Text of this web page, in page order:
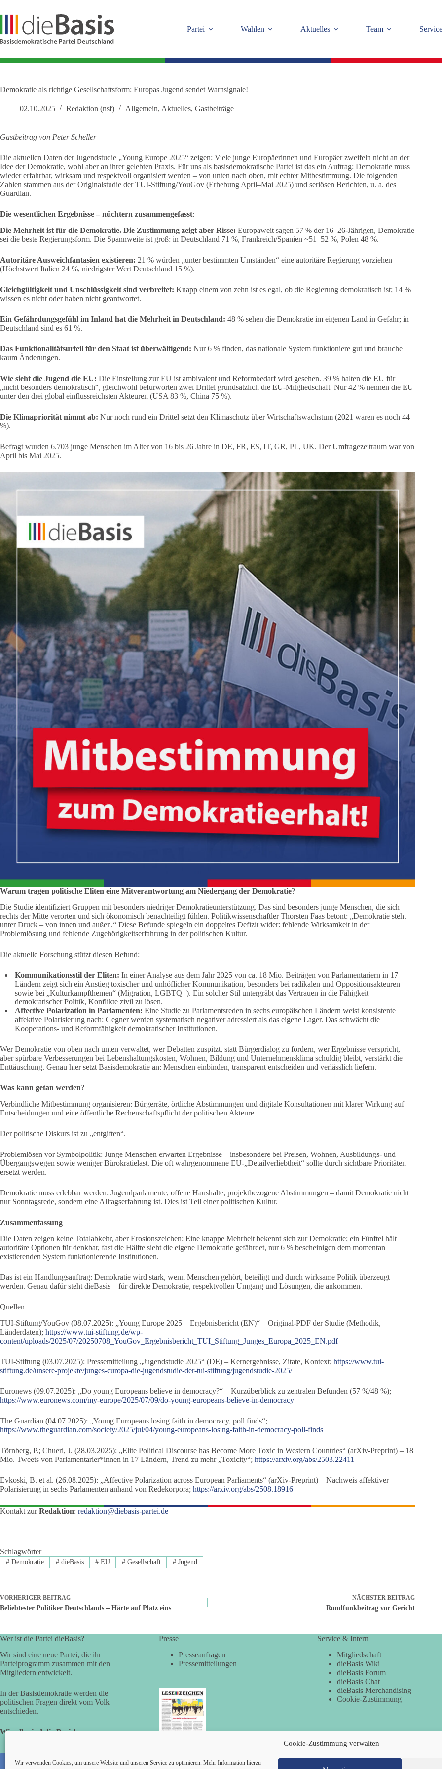
Cookie-Zustimmung verwalten
Wir verwenden Cookies, um unsere Website und unseren Service zu optimieren. Mehr Information hierzu
springen
Partei
Wahlen Aktuelles Team Service
Demokratie als richtige Gesellschaftsform: Europas Jugend sendet Warnsignale!
02.10.2025 Redaktion (nsf) Allgemein, Aktuelles, Gastbeiträge
Gastbeitrag von Peter Scheller
Die aktuellen Daten der Jugendstudie „Young Europe 2025“ zeigen: Viele junge Europäerinnen und Europäer zweifeln nicht an der
Idee der Demokratie, wohl aber an ihrer gelebten Praxis. Für uns als basisdemokratische Partei ist das ein Auftrag: Demokratie muss
wieder erfahrbar, wirksam und respektvoll organisiert werden – von unten nach oben, mit echter Mitbestimmung. Die folgenden
Zahlen stammen aus der Originalstudie der TUI-Stiftung/YouGov (Erhebung April–Mai 2025) und seriösen Berichten, u. a. des
Guardian.
Die wesentlichen Ergebnisse – nüchtern zusammengefasst:
Die Mehrheit ist für die Demokratie. Die Zustimmung zeigt aber Risse: Europaweit sagen 57 % der 16–26-Jährigen, Demokratie
sei die beste Regierungsform. Die Spannweite ist groß: in Deutschland 71 %, Frankreich/Spanien ~51–52 %, Polen 48 %.
Autoritäre Ausweichfantasien existieren: 21 % würden „unter bestimmten Umständen“ eine autoritäre Regierung vorziehen
(Höchstwert Italien 24 %, niedrigster Wert Deutschland 15 %).
Gleichgültigkeit und Unschlüssigkeit sind verbreitet: Knapp einem von zehn ist es egal, ob die Regierung demokratisch ist; 14 %
wissen es nicht oder haben nicht geantwortet.
Ein Gefährdungsgefühl im Inland hat die Mehrheit in Deutschland: 48 % sehen die Demokratie im eigenen Land in Gefahr; in
Deutschland sind es 61 %.
Das Funktionalitätsurteil für den Staat ist überwältigend: Nur 6 % finden, das nationale System funktioniere gut und brauche
kaum Änderungen.
Wie sieht die Jugend die EU: Die Einstellung zur EU ist ambivalent und Reformbedarf wird gesehen. 39 % halten die EU für
„nicht besonders demokratisch“, gleichwohl befürworten zwei Drittel grundsätzlich die EU-Mitgliedschaft. Nur 42 % nennen die EU
unter den drei global einflussreichsten Akteuren (USA 83 %, China 75 %).
Die Klimapriorität nimmt ab: Nur noch rund ein Drittel setzt den Klimaschutz über Wirtschaftswachstum (2021 waren es noch 44
%).
Befragt wurden 6.703 junge Menschen im Alter von 16 bis 26 Jahre in DE, FR, ES, IT, GR, PL, UK. Der Umfragezeitraum war von
April bis Mai 2025.
Warum tragen politische Eliten eine Mitverantwortung am Niedergang der Demokratie?
Die Studie identifiziert Gruppen mit besonders niedriger Demokratieunterstützung. Das sind besonders junge Menschen, die sich
rechts der Mitte verorten und sich ökonomisch benachteiligt fühlen. Politikwissenschaftler Thorsten Faas betont: „Demokratie steht
unter Druck – von innen und außen.“ Diese Befunde spiegeln ein doppeltes Defizit wider: fehlende Wirksamkeit in der
Problemlösung und fehlende Zugehörigkeitserfahrung in der politischen Kultur.
Die aktuelle Forschung stützt diesen Befund:
Kommunikationsstil der Eliten: In einer Analyse aus dem Jahr 2025 von ca. 18 Mio. Beiträgen von Parlamentariern in 17
Ländern zeigt sich ein Anstieg toxischer und unhöflicher Kommunikation, besonders bei radikalen und Oppositionsakteuren
sowie bei „Kulturkampfthemen“ (Migration, LGBTQ+). Ein solcher Stil untergräbt das Vertrauen in die Fähigkeit
demokratischer Politik, Konflikte zivil zu lösen.
Affective Polarization in Parlamenten: Eine Studie zu Parlamentsreden in sechs europäischen Ländern weist konsistente
affektive Polarisierung nach: Gegner werden systematisch negativer adressiert als das eigene Lager. Das schwächt die
Kooperations- und Reformfähigkeit demokratischer Institutionen.
Wer Demokratie von oben nach unten verwaltet, wer Debatten zuspitzt, statt Bürgerdialog zu fördern, wer Ergebnisse verspricht,
aber spürbare Verbesserungen bei Lebenshaltungskosten, Wohnen, Bildung und Unternehmensklima schuldig bleibt, verstärkt die
Enttäuschung. Genau hier setzt Basisdemokratie an: Menschen einbinden, transparent entscheiden und verlässlich liefern.
Was kann getan werden?
Verbindliche Mitbestimmung organisieren: Bürgerräte, örtliche Abstimmungen und digitale Konsultationen mit klarer Wirkung auf
Entscheidungen und eine öffentliche Rechenschaftspflicht der politischen Akteure.
Der politische Diskurs ist zu „entgiften“.
Problemlösen vor Symbolpolitik: Junge Menschen erwarten Ergebnisse – insbesondere bei Preisen, Wohnen, Ausbildungs- und
Übergangswegen sowie weniger Bürokratielast. Die oft wahrgenommene EU-„Detailverliebtheit“ sollte durch sichtbare Prioritäten
ersetzt werden.
Demokratie muss erlebbar werden: Jugendparlamente, offene Haushalte, projektbezogene Abstimmungen – damit Demokratie nicht
nur Sonntagsrede, sondern eine Alltagserfahrung ist. Dies ist Teil einer politischen Kultur.
Zusammenfassung
Die Daten zeigen keine Totalabkehr, aber Erosionszeichen: Eine knappe Mehrheit bekennt sich zur Demokratie; ein Fünftel hält
autoritäre Optionen für denkbar, fast die Hälfte sieht die eigene Demokratie gefährdet, nur 6 % bescheinigen dem momentan
existierenden System funktionierende Institutionen.
Das ist ein Handlungsauftrag: Demokratie wird stark, wenn Menschen gehört, beteiligt und durch wirksame Politik überzeugt
werden. Genau dafür steht dieBasis – für direkte Demokratie, respektvollen Umgang und Lösungen, die ankommen.
Quellen
TUI-Stiftung/YouGov (08.07.2025): „Young Europe 2025 – Ergebnisbericht (EN)“ – Original-PDF der Studie (Methodik,
Länderdaten); https://www.tui-stiftung.de/wp-
content/uploads/2025/07/20250708_YouGov_Ergebnisbericht_TUI_Stiftung_Junges_Europa_2025_EN.pdf
TUI-Stiftung (03.07.2025): Pressemitteilung „Jugendstudie 2025“ (DE) – Kernergebnisse, Zitate, Kontext; https://www.tui-
stiftung.de/unsere-projekte/junges-europa-die-jugendstudie-der-tui-stiftung/jugendstudie-2025/
Euronews (09.07.2025): „Do young Europeans believe in democracy?“ – Kurzüberblick zu zentralen Befunden (57 %/48 %);
https://www.euronews.com/my-europe/2025/07/09/do-young-europeans-believe-in-democracy
The Guardian (04.07.2025): „Young Europeans losing faith in democracy, poll finds“;
https://www.theguardian.com/society/2025/jul/04/young-europeans-losing-faith-in-democracy-poll-finds
Törnberg, P.; Chueri, J. (28.03.2025): „Elite Political Discourse has Become More Toxic in Western Countries“ (arXiv-Preprint) – 18
Mio. Tweets von Parlamentarier*innen in 17 Ländern, Trend zu mehr „Toxicity“; https://arxiv.org/abs/2503.22411
Evkoski, B. et al. (26.08.2025): „Affective Polarization across European Parliaments“ (arXiv-Preprint) – Nachweis affektiver
Polarisierung in sechs Parlamenten anhand von Redekorpora; https://arxiv.org/abs/2508.18916
Kontakt zurRedaktion: redaktion@diebasis-partei.de
Schlagwörter
#Demokratie #dieBasis # EU # Gesellschaft # Jugend
VORHERIGER BEITRAG
Beliebtester Politiker Deutschlands – Härte auf Platz eins
NÄCHSTER BEITRAG
Rundfunkbeitrag vor Gericht
Wer ist die Partei dieBasis?
Wir sind eine neue Partei, die ihr
Parteiprogramm zusammen mit den
Mitgliedern entwickelt.
In der Basisdemokratie werden die
politischen Fragen direkt vom Volk
entschieden.
Wir alle sind die Basis!
Presse
Presseanfragen
Pressemitteilungen
Service & Intern
Mitgliedschaft
dieBasis Wiki
dieBasis Forum
dieBasis Chat
dieBasis Merchandising
Cookie-Zustimmung